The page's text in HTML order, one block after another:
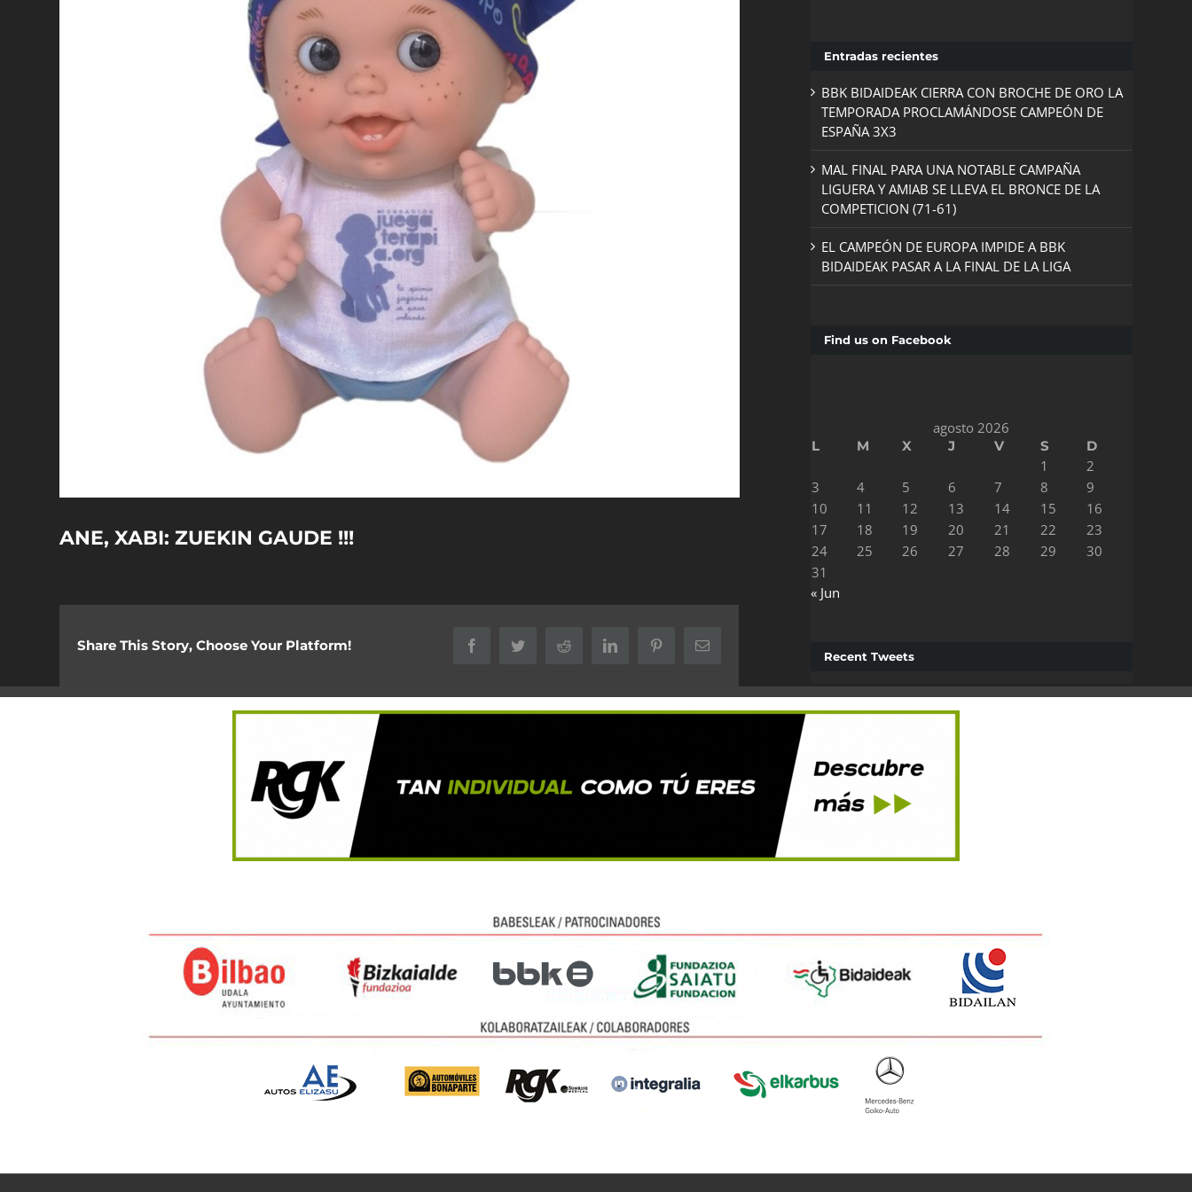
ANE, XABI: ZUEKIN GAUDE !!!
Share This Story, Choose Your Platform! FacebookTwitter Reddit LinkedIn PinterestCorreo
Entradas recientes
BBK BIDAIDEAK CIERRA CON BROCHE DE ORO LA
TEMPORADA PROCLAMÁNDOSE CAMPEÓN DE
ESPAÑA 3X3
MAL FINAL PARA UNA NOTABLE CAMPAÑA
LIGUERA Y AMIAB SE LLEVA EL BRONCE DE LA
COMPETICION (71-61)
EL CAMPEÓN DE EUROPA IMPIDE A BBK
BIDAIDEAK PASAR A LA FINAL DE LA LIGA
Find us on Facebook
agosto 2026
L M X J V S D
1
2
3
4 5 6 7 8
9
10
11 12 13 14 15
16
17
18 19 20 21 22
23
24
25 26 27 28 29
30
31
« Jun
Recent Tweets